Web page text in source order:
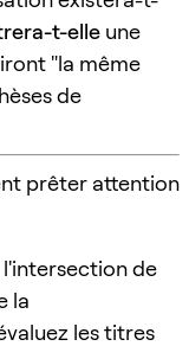
t-elle une
"la même
de
prêter attention
l'intersection de
la
les titres